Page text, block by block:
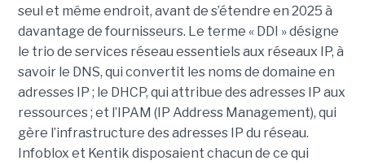
seul et même endroit, avant de s’étendre en 2025 à
davantage de fournisseurs. Le terme « DDI » désigne
le trio de services réseau essentiels aux réseaux IP, à
savoir le DNS, qui convertit les noms de domaine en
adresses IP ; le DHCP, qui attribue des adresses IP aux
ressources ; et l’IPAM (IP Address Management), qui
gère l’infrastructure des adresses IP du réseau.
Infoblox et Kentik disposaient chacun de ce qui